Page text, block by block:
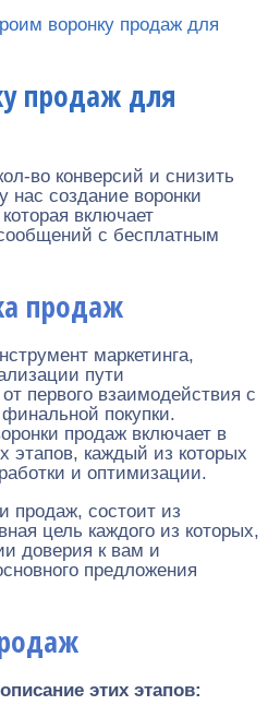
воронку продаж для
продаж для
во конверсий и снизить
нас создание воронки
включает
с бесплатным
продаж
маркетинга,
пути
первого взаимодействия с
покупки.
продаж включает в
этапов, каждый из которых
и оптимизации.
продаж, состоит из
цель каждого из которых,
доверия к вам и
предложения
этих этапов: